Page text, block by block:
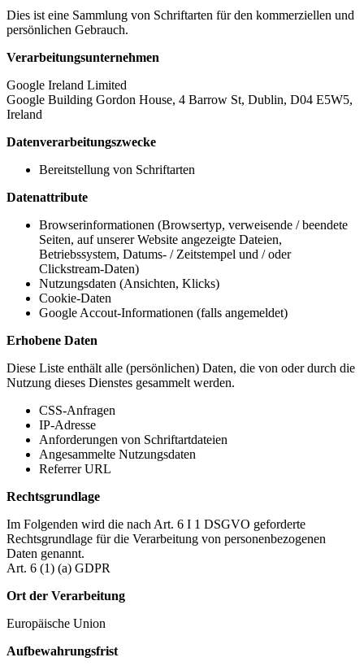
Dies ist eine Sammlung von Schriftarten für den kommerziellen und
persönlichen Gebrauch.
Verarbeitungsunternehmen
Google Ireland Limited
Google Building Gordon House, 4 Barrow St, Dublin, D04 E5W5,
Ireland
Datenverarbeitungszwecke
Bereitstellung von Schriftarten
Datenattribute
Browserinformationen (Browsertyp, verweisende / beendete
Seiten, auf unserer Website angezeigte Dateien,
Betriebssystem, Datums- / Zeitstempel und / oder
Clickstream-Daten)
Nutzungsdaten (Ansichten, Klicks)
Cookie-Daten
Google Accout-Informationen (falls angemeldet)
Erhobene Daten
Diese Liste enthält alle (persönlichen) Daten, die von oder durch die
Nutzung dieses Dienstes gesammelt werden.
CSS-Anfragen
IP-Adresse
Anforderungen von Schriftartdateien
Angesammelte Nutzungsdaten
Referrer URL
Rechtsgrundlage
Im Folgenden wird die nach Art. 6 I 1 DSGVO geforderte
Rechtsgrundlage für die Verarbeitung von personenbezogenen
Daten genannt.
Art. 6 (1) (a) GDPR
Ort der Verarbeitung
Europäische Union
Aufbewahrungsfrist